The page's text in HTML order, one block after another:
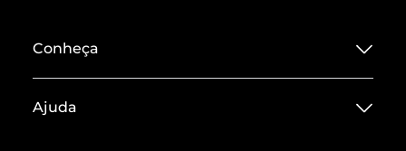
Conheça
Termos de Uso
Ajuda